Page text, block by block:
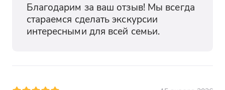
Благодарим за ваш отзыв! Мы всегда
стараемся сделать экскурсии
интересными для всей семьи.